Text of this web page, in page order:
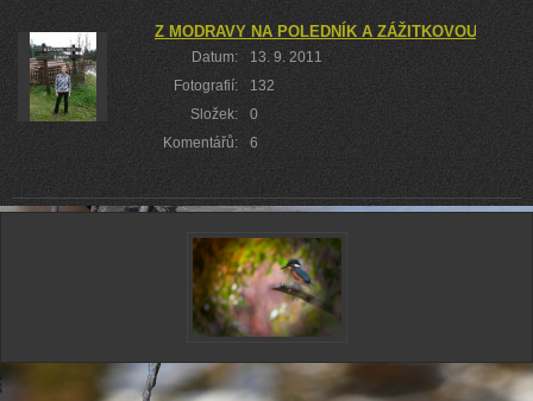
Z MODRAVY NA POLEDNÍK A ZÁŽITKOVOU
Datum:
13. 9. 2011
Fotografií:
132
Složek:
0
Komentářů:
6